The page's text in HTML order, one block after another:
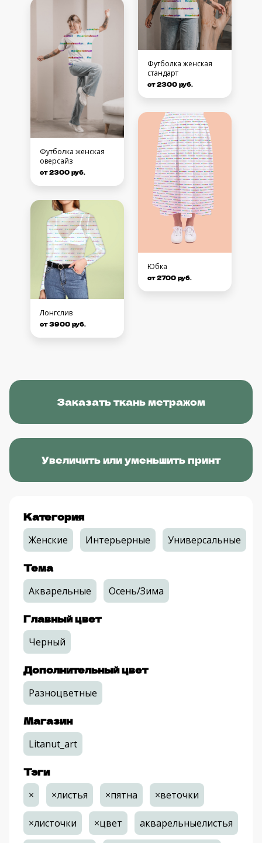
Футболка женская
оверсайз
от 2300 руб.
Лонгслив
от 3900 руб.
Футболка женская
стандарт
от 2300 руб.
Юбка
от 2700 руб.
Заказать ткань метражом
Увеличить или уменьшить принт
Категория
Женские Интерьерные Универсальные
Тема
Акварельные Осень/Зима
Главный цвет
Черный
Дополнительный цвет
Разноцветные
Магазин
Litanut_art
Тэги
× ×листья ×пятна ×веточки
×листочки ×цвет акварельныелистья